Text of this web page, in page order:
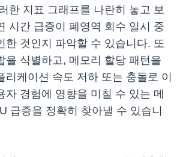
한 지표 그래프를 나란히 놓고 보
시간 급증이 폐영역 회수 일시 중
한 것인지 파악할 수 있습니다. 또
을 식별하고, 메모리 할당 패턴을
리케이션 속도 저하 또는 충돌로 이
자 경험에 영향을 미칠 수 있는 메
급증을 정확히 찾아낼 수 있습니